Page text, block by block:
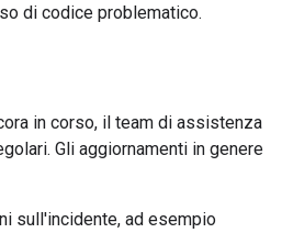
di codice problematico.
in corso, il team di assistenza
Gli aggiornamenti in genere
sull'incidente, ad esempio